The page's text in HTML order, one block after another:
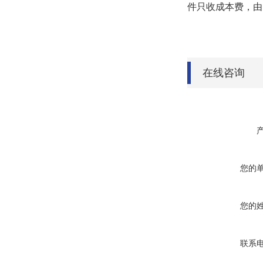
件只收成本费，
在线咨询
您的
您的
联系